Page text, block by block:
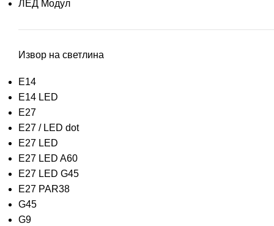
ЛЕД Модул
Извор на светлина
E14
E14 LED
E27
E27 / LED dot
E27 LED
E27 LED A60
E27 LED G45
E27 PAR38
G45
G9